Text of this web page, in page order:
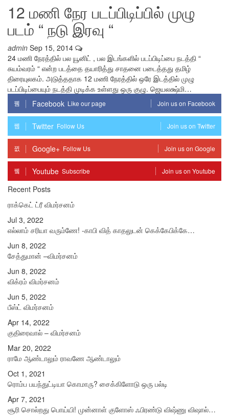
12 மணி நேர படப்பிடிப்பில் முழு
படம் “ நடு இரவு “
admin Sep 15, 2014
24 மணி நேரத்தில் பல யூனிட் , பல இடங்களில் படப்பிடிப்பை நடத்தி “
சுயம்வரம் “ என்ற படத்தை தயாரித்து சாதனை படைத்தது தமிழ்
திரையுலகம். அடுத்ததாக 12 மணி நேரத்தில் ஒரே இடத்தில் முழு
படப்பிடிப்பையும் நடத்தி முடிக்க உள்ளது ஒரு குழு. ஜெயலக்ஷ்மி…
Facebook Like our page Join us on Facebook
Twitter Follow Us Join us on Twitter
Google+ Follow Us Join us on Google
Youtube Subscribe Join us on Youtube
Recent Posts
ராக்கெட் ட்ரீ விமர்சனம்
Jul 3, 2022
எல்லாம் சரியா வரும்ணே! -காபி வித் காதலுடன் கெக்கேபிக்கே…
Jun 8, 2022
சேத்துமான் –விமர்சனம்
Jun 8, 2022
விக்ரம் விமர்சனம்
Jun 5, 2022
பீஸ்ட் விமர்சனம்
Apr 14, 2022
குதிரைவால் – விமர்சனம்
Mar 20, 2022
ராமே ஆண்டாலும் ராவணே ஆண்டாலும்
Oct 1, 2021
ரொம்ப பயந்துட்டியா கொமாரு? சைக்கிளோடு ஒரு பல்டி
Apr 7, 2021
சூரி சொல்றது பொய்யி! முன்னாள் குளோஸ் ஃபிரண்டு விஷ்ணு விஷால்…